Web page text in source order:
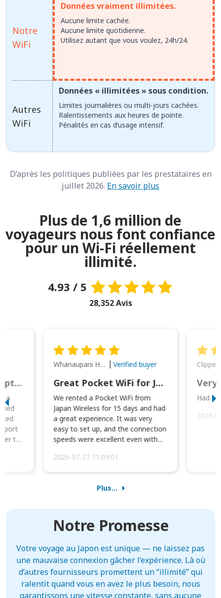
Notre
WiFi
Autres
WiFi
Données vraiment illimitées.
Aucune limite cachée.
Aucune limite quotidienne.
Utilisez autant que vous voulez, 24h/24.
Données « illimitées » sous condition.
Limites journalières ou multi-jours cachées.
Ralentissements aux heures de pointe.
Pénalités en cas d’usage intensif.
D’après les politiques publiées par les prestataires en
juillet 2026. En savoir plus
Plus de 1,6 million de
voyageurs nous font confiance
pour un Wi-Fi réellement
illimité.
4.93 / 5
28,352 Avis
This was wonderful option to a family of four. Everything worked smoothly.
a
to
Whanaupani Henry Joseph Macown Verified buyer
Great Pocket WiFi for Japan Travel
We rented a Pocket WiFi from
Japan Wireless for 15 days and had
a great experience. It was very
easy to set up, and the connection
speeds were excellent even with
2026-07-27 11:09:01
Very
Had
2026-
Plus...
Notre Promesse
Votre voyage au Japon est unique — ne laissez pas
une mauvaise connexion gâcher l’expérience. Là où
d’autres fournisseurs promettent un “illimité” qui
ralentit quand vous en avez le plus besoin, nous
garantissons une vitesse constante, sans aucune